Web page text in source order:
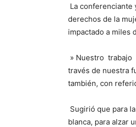
La conferenciante
derechos de la
impactado a miles
» Nuestro trabajo
través de nuestra
también, con
Sugirió que para
blanca, para alzar